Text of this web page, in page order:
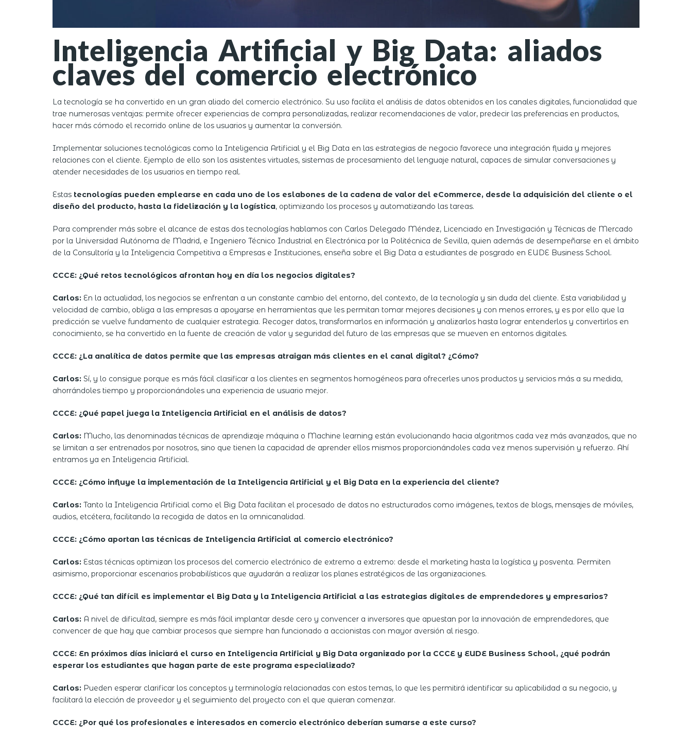
Inteligencia Artificial y Big Data: aliados
claves del comercio electrónico
La tecnología se ha convertido en un gran aliado del comercio electrónico. Su uso facilita el análisis de datos obtenidos en los canales digitales, funcionalidad que
trae numerosas ventajas: permite ofrecer experiencias de compra personalizadas, realizar recomendaciones de valor, predecir las preferencias en productos,
hacer más cómodo el recorrido online de los usuarios y aumentar la conversión.
Implementar soluciones tecnológicas como la Inteligencia Artificial y el Big Data en las estrategias de negocio favorece una integración fluida y mejores
relaciones con el cliente. Ejemplo de ello son los asistentes virtuales, sistemas de procesamiento del lenguaje natural, capaces de simular conversaciones y
atender necesidades de los usuarios en tiempo real.
Estas tecnologías pueden emplearse en cada uno de los eslabones de la cadena de valor del eCommerce, desde la adquisición del cliente o el
diseño del producto, hasta la fidelización y la logística, optimizando los procesos y automatizando las tareas.
Para comprender más sobre el alcance de estas dos tecnologías hablamos con Carlos Delegado Méndez, Licenciado en Investigación y Técnicas de Mercado
por la Universidad Autónoma de Madrid, e Ingeniero Técnico Industrial en Electrónica por la Politécnica de Sevilla, quien además de desempeñarse en el ámbito
de la Consultoría y la Inteligencia Competitiva a Empresas e Instituciones, enseña sobre el Big Data a estudiantes de posgrado en EUDE Business School.
CCCE: ¿Qué retos tecnológicos afrontan hoy en día los negocios digitales?
Carlos: En la actualidad, los negocios se enfrentan a un constante cambio del entorno, del contexto, de la tecnología y sin duda del cliente. Esta variabilidad y
velocidad de cambio, obliga a las empresas a apoyarse en herramientas que les permitan tomar mejores decisiones y con menos errores, y es por ello que la
predicción se vuelve fundamento de cualquier estrategia. Recoger datos, transformarlos en información y analizarlos hasta lograr entenderlos y convertirlos en
conocimiento, se ha convertido en la fuente de creación de valor y seguridad del futuro de las empresas que se mueven en entornos digitales.
CCCE: ¿La analítica de datos permite que las empresas atraigan más clientes en el canal digital? ¿Cómo?
Carlos: Sí, y lo consigue porque es más fácil clasificar a los clientes en segmentos homogéneos para ofrecerles unos productos y servicios más a su medida,
ahorrándoles tiempo y proporcionándoles una experiencia de usuario mejor.
CCCE: ¿Qué papel juega la Inteligencia Artificial en el análisis de datos?
Carlos: Mucho, las denominadas técnicas de aprendizaje máquina o Machine learning están evolucionando hacia algoritmos cada vez más avanzados, que no
se limitan a ser entrenados por nosotros, sino que tienen la capacidad de aprender ellos mismos proporcionándoles cada vez menos supervisión y refuerzo. Ahí
entramos ya en Inteligencia Artificial.
CCCE: ¿Cómo influye la implementación de la Inteligencia Artificial y el Big Data en la experiencia del cliente?
Carlos: Tanto la Inteligencia Artificial como el Big Data facilitan el procesado de datos no estructurados como imágenes, textos de blogs, mensajes de móviles,
audios, etcétera, facilitando la recogida de datos en la omnicanalidad.
CCCE: ¿Cómo aportan las técnicas de Inteligencia Artificial al comercio electrónico?
Carlos: Estas técnicas optimizan los procesos del comercio electrónico de extremo a extremo: desde el marketing hasta la logística y posventa. Permiten
asimismo, proporcionar escenarios probabilísticos que ayudarán a realizar los planes estratégicos de las organizaciones.
CCCE: ¿Qué tan difícil es implementar el Big Data y la Inteligencia Artificial a las estrategias digitales de emprendedores y empresarios?
Carlos: A nivel de dificultad, siempre es más fácil implantar desde cero y convencer a inversores que apuestan por la innovación de emprendedores, que
convencer de que hay que cambiar procesos que siempre han funcionado a accionistas con mayor aversión al riesgo.
CCCE: En próximos días iniciará el curso en Inteligencia Artificial y Big Data organizado por la CCCE y EUDE Business School, ¿qué podrán
esperar los estudiantes que hagan parte de este programa especializado?
Carlos: Pueden esperar clarificar los conceptos y terminología relacionadas con estos temas, lo que les permitirá identificar su aplicabilidad a su negocio, y
facilitará la elección de proveedor y el seguimiento del proyecto con el que quieran comenzar.
CCCE: ¿Por qué los profesionales e interesados en comercio electrónico deberían sumarse a este curso?